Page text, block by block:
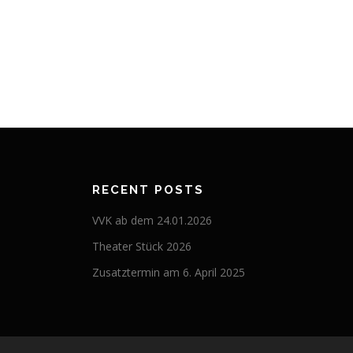
RECENT POSTS
VVK ab dem 24.01.2026
Theater Stück 2026
Zusatztermin am 6. April 2025